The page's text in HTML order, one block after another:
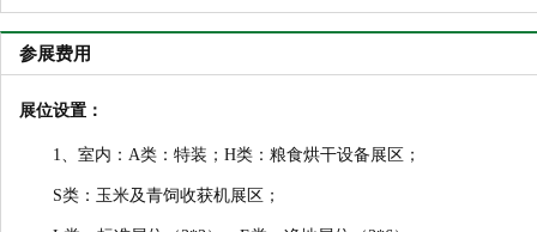
参展费用
展位设置：
1、室内：A类：特装；H类：粮食烘干设备展区；
S类：玉米及青饲收获机展区；